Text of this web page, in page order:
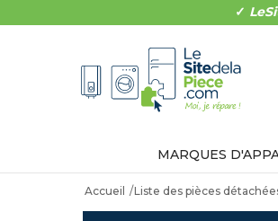
✓
MARQUES
Accueil Liste des pièces